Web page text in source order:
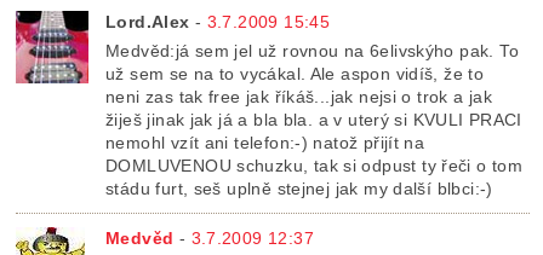
Lord.Alex - 3.7.2009 15:45
Medvěd:já sem jel už rovnou na 6elivskýho pak. To
už sem se na to vycákal. Ale aspon vidíš, že to
neni zas tak free jak říkáš...jak nejsi o trok a jak
žiješ jinak jak já a bla bla. a v uterý si KVULI PRACI
nemohl vzít ani telefon:-) natož přijít na
DOMLUVENOU schuzku, tak si odpust ty řeči o tom
stádu furt, seš uplně stejnej jak my další blbci:-)
Medvěd - 3.7.2009 12:37